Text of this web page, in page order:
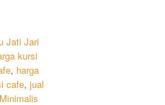
Jati Jari
kursi
, harga
cafe, jual